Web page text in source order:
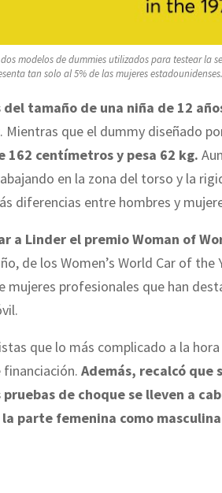
modelos de dummies utilizados para testear la
tan solo al 5% de las mujeres estadounidenses.
tamaño de una niña de 12
. Mientras que el dummy diseñado
162 centímetros y pesa 62 kg.
en la zona del torso y la
diferencias entre hombres y
a Linder el premio Woman of
de los Women’s World Car of the
mujeres profesionales que han
que lo más complicado a la
Además, recalcó que
de choque se lleven a
parte femenina como